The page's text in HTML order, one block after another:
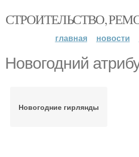
СТРОИТЕЛЬСТВО,
главная новости
Новогодний
Новогодние гирлянды